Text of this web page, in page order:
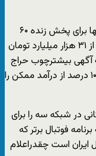
خلاصه اینکه طبق تعرفه رسمی صدا و سیما تنها برای پخش زنده ۶۰
بازی سرخابی‌ها در فصل جاری تلویزیون بیش از ۳۱ هزار میلیارد تومان
آگهی بیشترچوب حراج
به آنتن خودش بزند، فرضا ۹۰ درصد یعنی تنها ۱۰ درصد از درآمد ممکن را
در شبکه سه را برای
فوتبال برتر که
است چقدراعلام